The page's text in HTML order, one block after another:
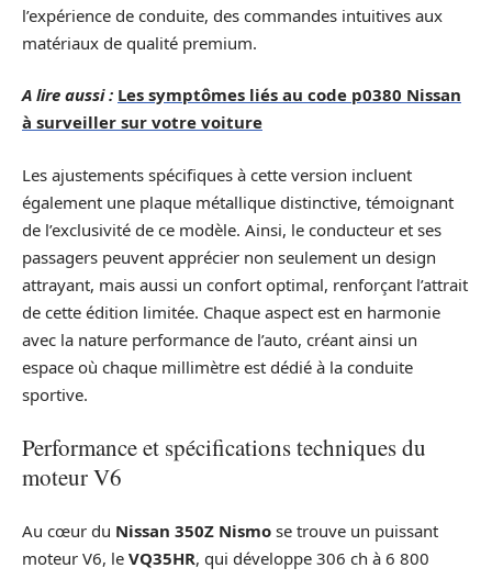
l’expérience de conduite, des commandes intuitives aux
matériaux de qualité premium.
A lire aussi : Les symptômes liés au code p0380 Nissan
à surveiller sur votre voiture
Les ajustements spécifiques à cette version incluent
également une plaque métallique distinctive, témoignant
de l’exclusivité de ce modèle. Ainsi, le conducteur et ses
passagers peuvent apprécier non seulement un design
attrayant, mais aussi un confort optimal, renforçant l’attrait
de cette édition limitée. Chaque aspect est en harmonie
avec la nature performance de l’auto, créant ainsi un
espace où chaque millimètre est dédié à la conduite
sportive.
Performance et spécifications techniques du
moteur V6
Au cœur du Nissan 350Z Nismo se trouve un puissant
moteur V6, le VQ35HR, qui développe 306 ch à 6 800